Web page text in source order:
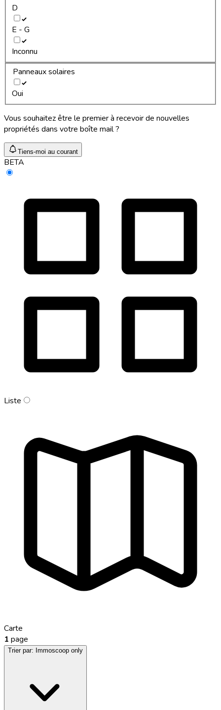
D
E - G
Inconnu
Panneaux solaires
Oui
Vous souhaitez être le premier à recevoir de nouvelles
propriétés dans votre boîte mail ?
Tiens-moi au courant
BETA
Liste
Carte
1 page
Trier par: Immoscoop only